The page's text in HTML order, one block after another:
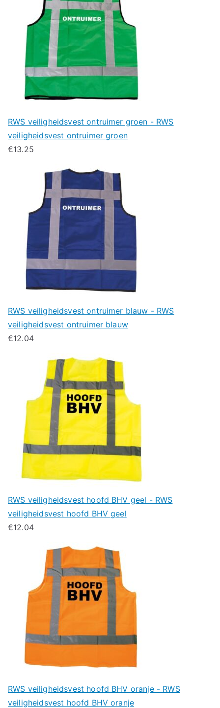
RWS veiligheidsvest ontruimer groen - RWS
veiligheidsvest ontruimer groen
€13.25
RWS veiligheidsvest ontruimer blauw - RWS
veiligheidsvest ontruimer blauw
€12.04
RWS veiligheidsvest hoofd BHV geel - RWS
veiligheidsvest hoofd BHV geel
€12.04
RWS veiligheidsvest hoofd BHV oranje - RWS
veiligheidsvest hoofd BHV oranje